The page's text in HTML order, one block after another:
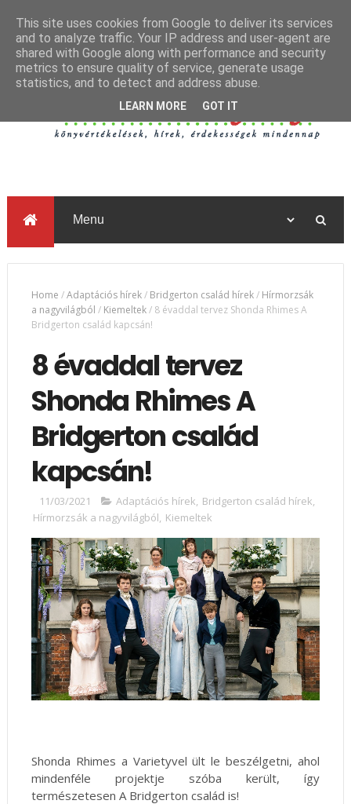
Home /Adaptációs hírek/ Bridgerton család hírek/ Hírmorzsák
a nagyvilágból / Kiemeltek/ 8 évaddal tervez Shonda Rhimes A
Bridgerton család kapcsán!
8 évaddal tervez
Shonda Rhimes A
Bridgerton család
kapcsán!
11/03/2021 Adaptációs hírek, Bridgerton család hírek,
Hírmorzsák a nagyvilágból, Kiemeltek
Shonda Rhimes a Varietyvel ült le beszélgetni, ahol
mindenféle projektje szóba került, így
természetesen A Bridgerton család is!
This site uses cookies from Google to deliver its services
and to analyze traffic. Your IP address and user-agent are
shared with Google along with performance and security
metrics to ensure quality of service, generate usage
statistics, and to detect and address abuse.
LEARN MORE GOT IT